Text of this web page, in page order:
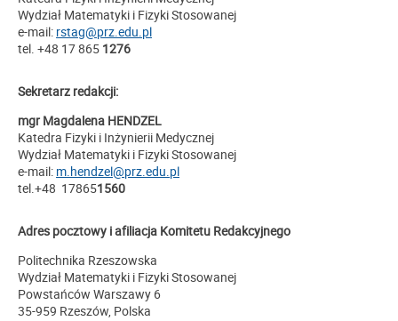
Wydział Matematyki i Fizyki Stosowanej
e-mail: rstag@prz.edu.pl
tel. +48 17 865 1276
Sekretarz redakcji:
mgr Magdalena HENDZEL
Katedra Fizyki i Inżynierii Medycznej
Wydział Matematyki i Fizyki Stosowanej
e-mail: m.hendzel@prz.edu.pl
tel.+48 178651560
Adres pocztowy i afiliacja Komitetu Redakcyjnego
Politechnika Rzeszowska
Wydział Matematyki i Fizyki Stosowanej
Powstańców Warszawy 6
35-959 Rzeszów, Polska